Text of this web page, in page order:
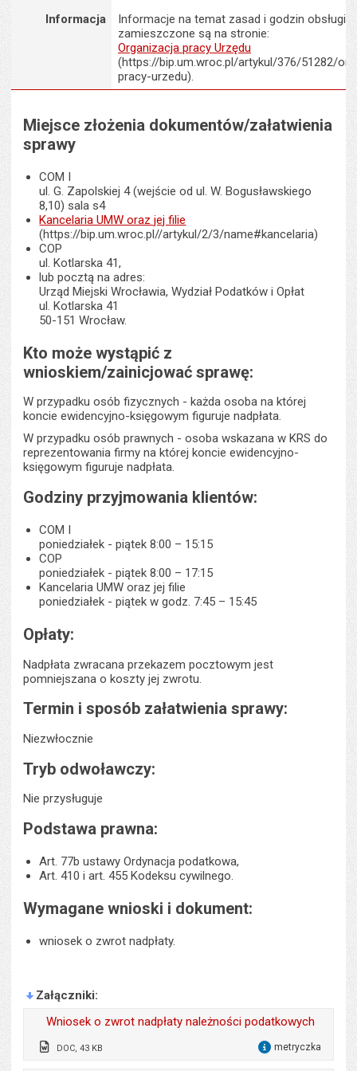
Informacja
Informacje na temat zasad i godzin obsługi
zamieszczone są na stronie:
Organizacja pracy Urzędu
(https://bip.um.wroc.pl/artykul/376/51282/
pracy-urzedu).
Miejsce złożenia dokumentów/załatwienia
sprawy
COM I
ul. G. Zapolskiej 4 (wejście od ul. W. Bogusławskiego
8,10) sala s4
Kancelaria UMW oraz jej filie
(https://bip.um.wroc.pl//artykul/2/3/name#kancelaria)
COP
ul. Kotlarska 41,
lub pocztą na adres:
Urząd Miejski Wrocławia, Wydział Podatków i Opłat
ul. Kotlarska 41
50-151 Wrocław.
Kto może wystąpić z
wnioskiem/zainicjować sprawę:
W przypadku osób fizycznych - każda osoba na której
koncie ewidencyjno-księgowym figuruje nadpłata.
W przypadku osób prawnych - osoba wskazana w KRS do
reprezentowania firmy na której koncie ewidencyjno-
księgowym figuruje nadpłata.
Godziny przyjmowania klientów:
COM I
poniedziałek - piątek 8:00 – 15:15
COP
poniedziałek - piątek 8:00 – 17:15
Kancelaria UMW oraz jej filie
poniedziałek - piątek w godz. 7:45 – 15:45
Opłaty:
Nadpłata zwracana przekazem pocztowym jest
pomniejszana o koszty jej zwrotu.
Termin i sposób załatwienia sprawy:
Niezwłocznie
Tryb odwoławczy:
Nie przysługuje
Podstawa prawna:
Art. 77b ustawy Ordynacja podatkowa,
Art. 410 i art. 455 Kodeksu cywilnego.
Wymagane wnioski i dokument:
wniosek o zwrot nadpłaty.
Załączniki
Wniosek o zwrot nadpłaty należności podatkowych
DOC, 43 KB metryczka